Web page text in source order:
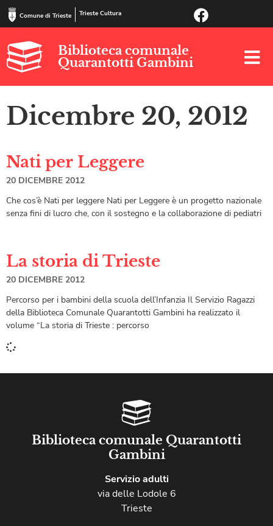
Comune di Trieste Trieste Cultura
Biblioteca comunale
Quarantotti Gambini
Dicembre 20, 2012
Nati per Leggere
20 DICEMBRE 2012
Che cos’è Nati per leggere Nati per Leggere è un progetto nazionale
senza fini di lucro che, con il sostegno e la collaborazione di pediatri
La storia di Trieste
20 DICEMBRE 2012
Percorso per i bambini della scuola dell’Infanzia Il Servizio Ragazzi
della Biblioteca Comunale Quarantotti Gambini ha realizzato il
volume “La storia di Trieste : percorso
Biblioteca comunale Quarantotti
Gambini
Servizio adulti
via delle Lodole 6
Trieste